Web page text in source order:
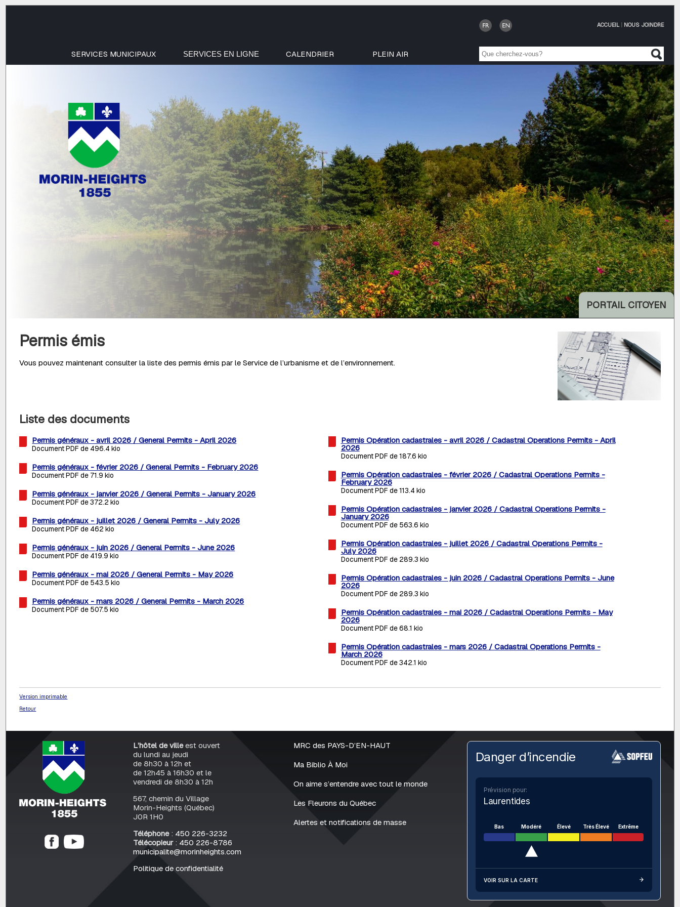
ACCUEIL| NOUS JOINDRE
SERVICES MUNICIPAUX SERVICES EN LIGNE CALENDRIER PLEIN AIR
PORTAIL CITOYEN
Permis émis
Vous pouvez maintenant consulter la liste des permis émis par le Service de l’urbanisme et de l’environnement.
Liste des documents
Permis généraux - avril 2026 / General Permits - April 2026
Document PDF de 496.4 kio
Permis généraux - février 2026 / General Permits - February 2026
Document PDF de 71.9 kio
Permis généraux - janvier 2026 / General Permits - January 2026
Document PDF de 372.2 kio
Permis généraux - juillet 2026 / General Permits - July 2026
Document PDF de 462 kio
Permis généraux - juin 2026 / General Permits - June 2026
Document PDF de 419.9 kio
Permis généraux - mai 2026 / General Permits - May 2026
Document PDF de 543.5 kio
Permis généraux - mars 2026 / General Permits - March 2026
Document PDF de 507.5 kio
Permis Opération cadastrales - avril 2026 / Cadastral Operations Permits - April
2026
Document PDF de 187.6 kio
Permis Opération cadastrales - février 2026 / Cadastral Operations Permits -
February 2026
Document PDF de 113.4 kio
Permis Opération cadastrales - janvier 2026 / Cadastral Operations Permits -
January 2026
Document PDF de 563.6 kio
Permis Opération cadastrales - juillet 2026 / Cadastral Operations Permits -
July 2026
Document PDF de 289.3 kio
Permis Opération cadastrales - juin 2026 / Cadastral Operations Permits - June
2026
Document PDF de 289.3 kio
Permis Opération cadastrales - mai 2026 / Cadastral Operations Permits - May
2026
Document PDF de 68.1 kio
Permis Opération cadastrales - mars 2026 / Cadastral Operations Permits -
March 2026
Document PDF de 342.1 kio
Version imprimable
Retour
L’hôtel de villeest ouvert
du lundi au jeudi
de 8h30 à 12h et
de 12h45 à 16h30 et le
vendredi de 8h30 à 12h
567, chemin du Village
Morin-Heights (Québec)
J0R 1H0
Téléphone: 450 226-3232
Télécopieur: 450 226-8786
municipalite@morinheights.com
Politique de confidentialité
MRC des PAYS-D’EN-HAUT
Ma Biblio À Moi
On aime s’entendre avec tout le monde
Les Fleurons du Québec
Alertes et notifications de masse
Danger d’incendie
Prévision pour:
Laurentides
Bas Modéré Élevé Très Élevé Extrême
VOIR SUR LA CARTE